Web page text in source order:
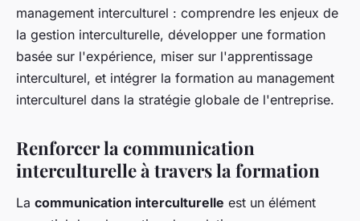
management interculturel : comprendre les enjeux de
la gestion interculturelle, développer une formation
basée sur l'expérience, miser sur l'apprentissage
interculturel, et intégrer la formation au management
interculturel dans la stratégie globale de l'entreprise.
Renforcer la communication
interculturelle à travers la formation
La communication interculturelle est un élément